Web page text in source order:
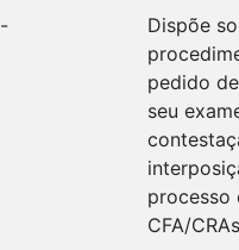
-
Dispõe
pedido
seu
processo
CFA/